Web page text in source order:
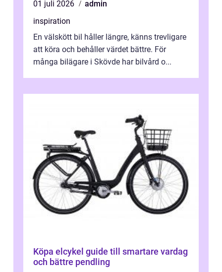
01 juli 2026
admin
inspiration
En välskött bil håller längre, känns trevligare
att köra och behåller värdet bättre. För
många bilägare i Skövde har bilvård o...
Köpa elcykel guide till smartare vardag
och bättre pendling